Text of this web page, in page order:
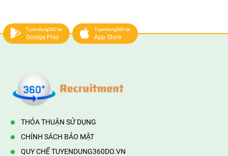
Tuyendung360 tại
Goolge Play
Tuyendung360 tại
App Store
THỎA THUẬN SỬ DỤNG
CHÍNH SÁCH BẢO MẬT
QUY CHẾ TUYENDUNG360DO.VN